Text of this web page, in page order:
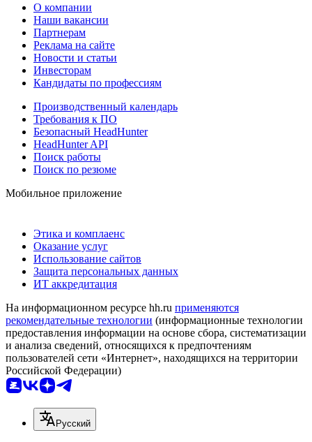
О компании
Наши вакансии
Партнерам
Реклама на сайте
Новости и статьи
Инвесторам
Кандидаты по профессиям
Производственный календарь
Требования к ПО
Безопасный HeadHunter
HeadHunter API
Поиск работы
Поиск по резюме
Мобильное приложение
Этика и комплаенс
Оказание услуг
Использование сайтов
Защита персональных данных
ИТ аккредитация
На информационном ресурсе hh.ru применяются
рекомендательные технологии (информационные технологии
предоставления информации на основе сбора, систематизации
и анализа сведений, относящихся к предпочтениям
пользователей сети «Интернет», находящихся на территории
Российской Федерации)
Русский